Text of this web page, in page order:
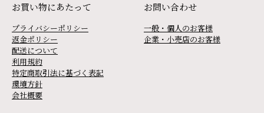
お買い物にあたって
プライバシーポリシー
返金ポリシー
配送について
利用規約
特定商取引法に基づく表記
環境方針
会社概要
お問い合わせ
一般・個人のお客様
企業・小売店のお客様